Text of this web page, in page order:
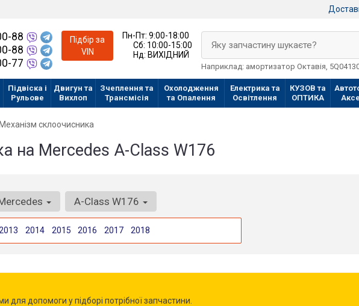
88
88
77
Підбір за
VIN
Пн-Пт:9:00-18:00
Сб: 10:00-15:00
Нд: ВИХІДНИЙ
Яку запчастину шукаєте?
Наприклад: амортизатор Октавія,
Підвіска і
Рульове
Двигун та
Вихлоп
Зчеплення та
Трансмісія
Охолодження
та Опалення
Електрика та
Освітлення
КУЗОВ та
ОПТИКА
Механізм склоочисника
на Mercedes A-Class W176
2014 2015 2016 2017 2018
A-Class W176
допомоги у підборі потрібної запчастини.